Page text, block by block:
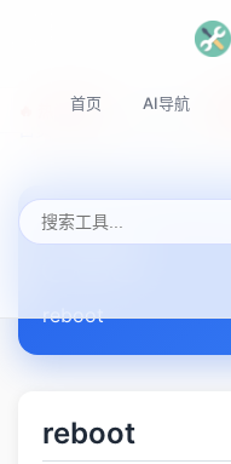
首页 AI导航
🔥 热门推荐: Top-AI-Tools
reboot
reboot
reboot